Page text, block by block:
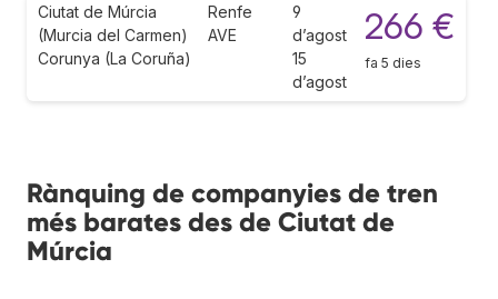
Ciutat de Múrcia
(Murcia del Carmen)
Corunya (La Coruña)
Renfe
AVE
9
d’agost
15
d’agost
266 €
fa 5 dies
Rànquing de companyies de tren
més barates des de Ciutat de
Múrcia